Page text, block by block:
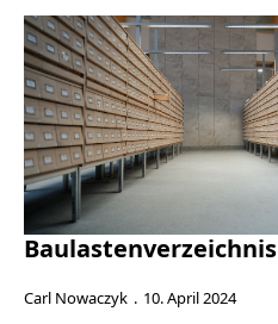
Baulastenverzeichnis
Carl Nowaczyk 10. April 2024